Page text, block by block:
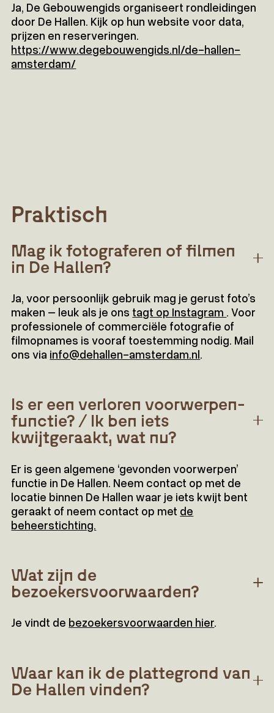
Ja, De Gebouwengids organiseert rondleidingen
door De Hallen. Kijk op hun website voor data,
prijzen en reserveringen.
https://www.degebouwengids.nl/de-hallen-
amsterdam/
Praktisch
Mag ik fotograferen of filmen
in De Hallen?
Ja, voor persoonlijk gebruik mag je gerust foto’s
maken – leuk als je ons tagt op Instagram . Voor
professionele of commerciële fotografie of
filmopnames is vooraf toestemming nodig. Mail
ons via info@dehallen-amsterdam.nl.
Is er een verloren voorwerpen-
functie? / Ik ben iets
kwijtgeraakt, wat nu?
Er is geen algemene ‘gevonden voorwerpen’
functie in De Hallen. Neem contact op met de
locatie binnen De Hallen waar je iets kwijt bent
geraakt of neem contact op met de
beheerstichting.
Wat zijn de
bezoekersvoorwaarden?
Je vindt de bezoekersvoorwaarden hier.
Waar kan ik de plattegrond van
De Hallen vinden?